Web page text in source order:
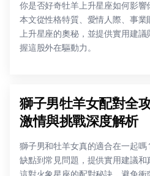
你是否好奇牡羊上升星座如何影響
本文從性格特質、愛情人際、事
上升星座的奧秘，並提供實用建
握這股外在驅動力。
獅子男牡羊女配對全
激情與挑戰深度解析
獅子男和牡羊女真的適合在一起
缺點到常見問題，提供實用建議